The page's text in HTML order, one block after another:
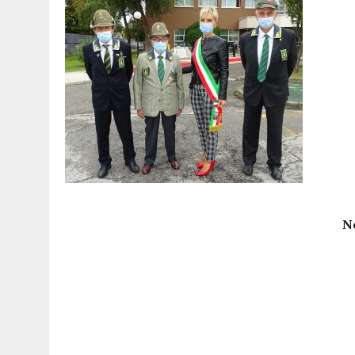
15 DICEMBRE 2025 | PANETTONI, TORRONE E CONTRO-PANETTONE:
11 DICEMBRE 2025 | LA GUIDA FLOS OLEI INCORONA I “MAGNIFICI 7”
11 DICEMBRE 2025 | DANTE ALIGHIERI E L’USO DI PAPAVERINA: ECCO
10 DICEMBRE 2025 | MONTESCUDO, AL TEATRO ROSASPINA PRIMA
6 DICEMBRE 2025
CATTOLICA, I FRATELLI RAUCCI CONFERMANO LA
1 AGOSTO 2026
A CATTOLICA APRE “RAVEN”: IL PRIMO “DRINK